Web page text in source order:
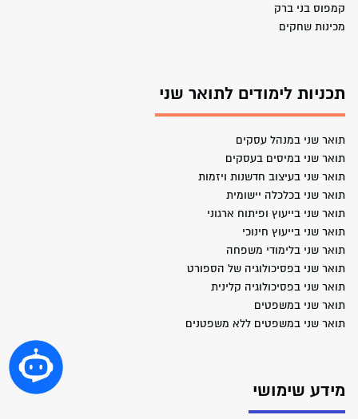
קמפוס בני ברק
מכינות שחקים
תכניות לימודים לתואר שני
תואר שני במנהל עסקים
תואר שני במיסים בעסקים
תואר שני בעיצוב חדשנות ויזמות
תואר שני בכלכלה יישומית
תואר שני בייעוץ ופיתוח ארגוני
תואר שני בייעוץ חינוכי
תואר שני בלימודי משפחה
תואר שני בפסיכולוגיה של הספורט
תואר שני בפסיכולוגיה קלינית
תואר שני במשפטים
תואר שני במשפטים ללא משפטנים
מידע שימושי